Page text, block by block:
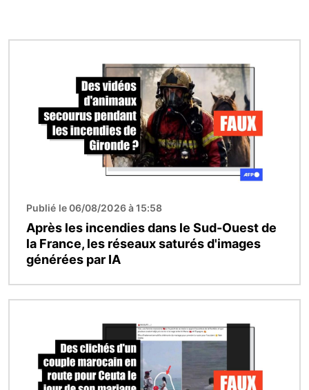
Publié le 06/08/2026 à 15:58
Après les incendies dans le Sud-Ouest de
la France, les réseaux saturés d'images
générées par IA